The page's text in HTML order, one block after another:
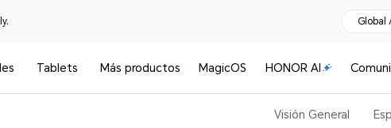
Global
Tablets Más productos MagicOS HONOR AI
Visión General